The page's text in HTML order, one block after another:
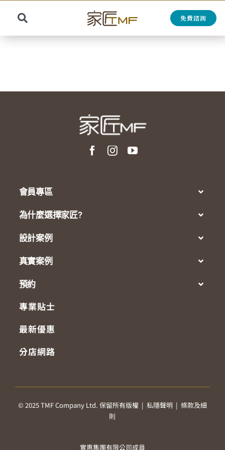
content
Toggle
Navigation
Search
免費諮詢
會員專區
為什麼選擇家匠?
設計案例
真實案例
預約
專業貼士
最新優惠
分店網路
© 2025 TMF Company Ltd. 保留所有版權 |私隱聲明 |條款及細
則
實惠集團有限公司成員